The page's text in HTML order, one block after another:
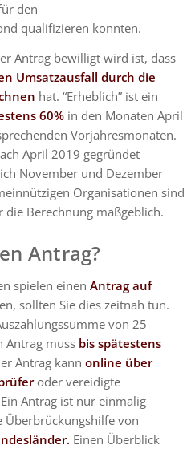
den
qualifizieren konnten.
Antrag bewilligt wird ist, dass
Umsatzausfall durch die
hat. “Erheblich” ist ein
60% in den Monaten April
Vorjahresmonaten.
April 2019 gegründet
November und Dezember
Organisationen sind
die Berechnung maßgeblich.
Antrag?
spielen einenAntrag auf
sollten Sie dies zeitnah tun.
von 25
Antrag muss bis spätestens
Antrag kannonline über
oder vereidigte
Antrag ist nur einmalig
Überbrückungshilfe von
Einen Überblick